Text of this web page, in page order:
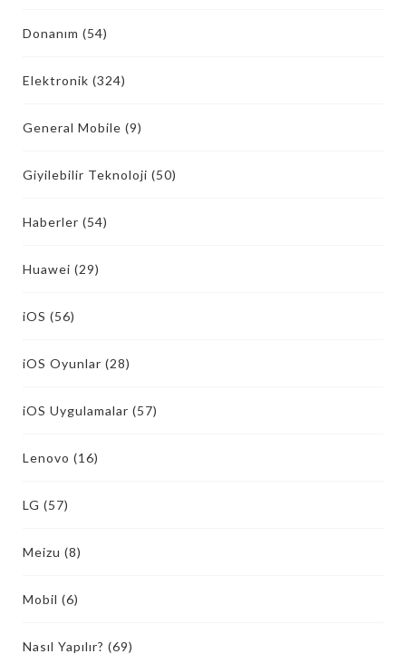
Donanım (54)
Elektronik (324)
General Mobile (9)
Giyilebilir Teknoloji (50)
Haberler (54)
Huawei (29)
iOS (56)
iOS Oyunlar (28)
iOS Uygulamalar (57)
Lenovo (16)
LG (57)
Meizu (8)
Mobil (6)
Nasıl Yapılır? (69)